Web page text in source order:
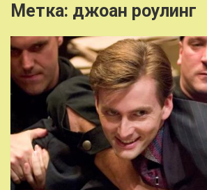
Метка: джоан роулинг